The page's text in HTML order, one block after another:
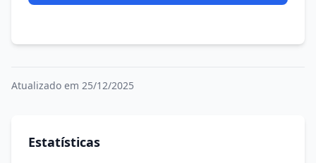
Atualizado em 25/12/2025
Estatísticas